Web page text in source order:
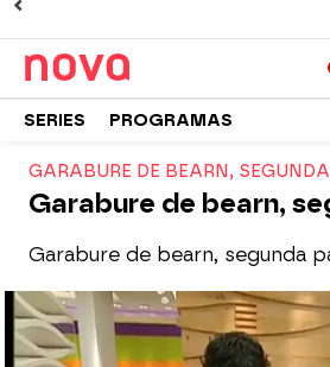
SERIES PROGRAMAS
GARABURE DE BEARN,
Garabure de bearn,
Garabure de bearn, segunda